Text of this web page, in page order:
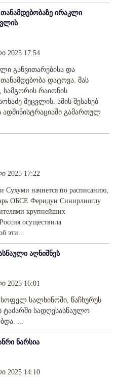
ირაკლი
2025 17:54
განვითარებისა და
დატოვა. მას
რაიონის
შეცვლის. ამის შესახებ
გამართულ
2025 17:22
начнется по расписанию,
ОБСЕ Феридун Синирлиоглу
крупнейших
осуществила
эти...
აღნიშნეს
2025 16:01
სალხინოში, წაჩხურუს
სადღესასწაულო
...
ნარსია
2025 14:10